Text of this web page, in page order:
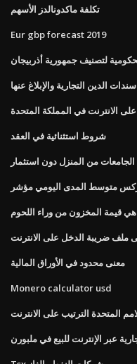
تكلفة ماكدونالدز الأسهم
Eur gbp forecast 2019
لتصنيف جمهورية أذربيجان
الدين التجارية والإبلاغ عنها
الانترنت في المملكة المتحدة
شروط استثنائية في العقد
من المنزل دون استثمار
هي قيمة المخزون من وراء اللحوم
ملف ضريبة الدخل على الانترنت
معنى محدود في الأوراق المالية
Monero calculator usd
المتحدة الترتيب على الانترنت
عبر الإنترنت للبيع في ملبورن